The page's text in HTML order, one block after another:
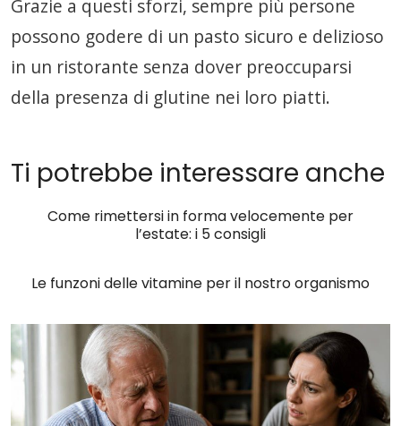
Grazie a questi sforzi, sempre più persone
possono godere di un pasto sicuro e delizioso
in un ristorante senza dover preoccuparsi
della presenza di glutine nei loro piatti.
Ti potrebbe interessare anche
Come rimettersi in forma velocemente per
l’estate: i 5 consigli
Le funzoni delle vitamine per il nostro organismo